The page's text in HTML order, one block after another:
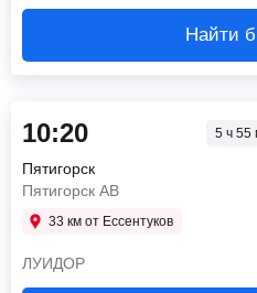
Найти
10:20 5 ч 55
Пятигорск
Пятигорск АВ
33 км от Ессентуков
ЛУИДОР